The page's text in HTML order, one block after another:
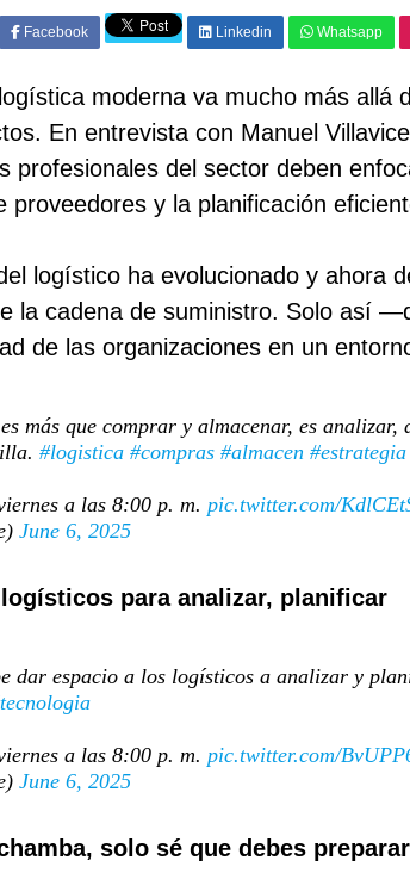
Facebook Linkedin Whatsapp
moderna va mucho más allá
En entrevista con Manuel
profesionales del sector deben
proveedores y la planificación
logístico ha evolucionado y ahora
la cadena de suministro. Solo así
de las organizaciones en un
más que comprar y almacenar, es analizar,
#logistica #compras #almacen #estrategia
a las 8:00 p. m. pic.twitter.com/
June 6, 2025
para analizar, planificar
dar espacio a los logísticos a analizar y
a las 8:00 p. m. pic.twitter.com/
June 6, 2025
solo sé que debes